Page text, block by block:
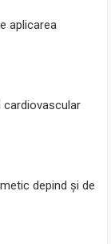
aplicarea
depind și de